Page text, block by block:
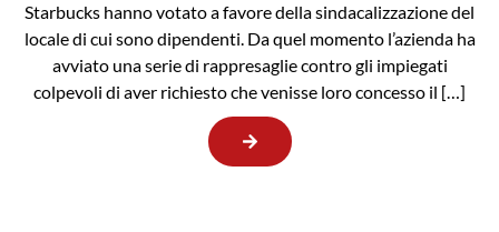
Starbucks hanno votato a favore della sindacalizzazione del
locale di cui sono dipendenti. Da quel momento l’azienda ha
avviato una serie di rappresaglie contro gli impiegati
colpevoli di aver richiesto che venisse loro concesso il […]